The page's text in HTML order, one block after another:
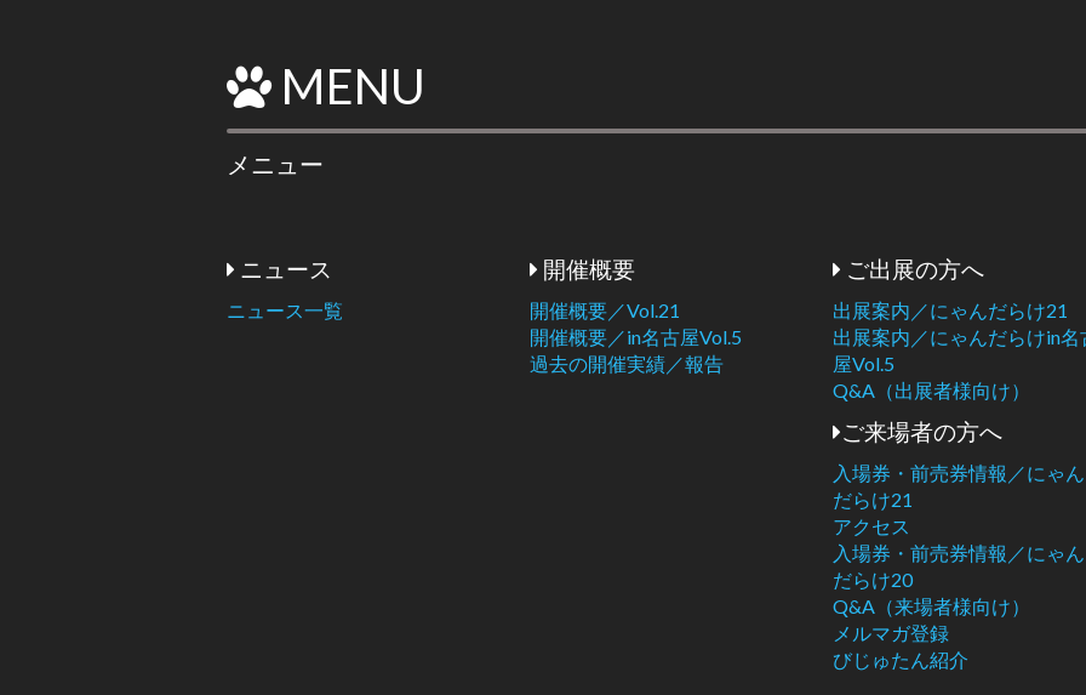
MENU
メニュー
ニュース
ニュース一覧
開催概要
開催概要／Vol.21
開催概要／in名古屋Vol.5
過去の開催実績／報告
ご出展の方へ
出展案内／にゃんだらけ21
出展案内／にゃんだらけin名
屋Vol.5
Q&A（出展者様向け）
ご来場者の方へ
入場券・前売券情報／にゃん
だらけ21
アクセス
入場券・前売券情報／にゃん
だらけ20
Q&A（来場者様向け）
メルマガ登録
びじゅたん紹介